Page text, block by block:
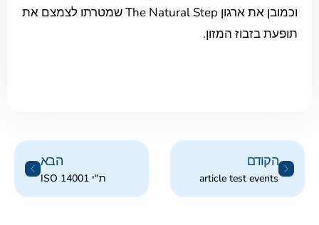
וכמובן את ארגון The Natural Step שמטרתו לצמצם את
תופעת בזבוז המזון.
הקודם
article test events
הבא
ת"י ISO 14001